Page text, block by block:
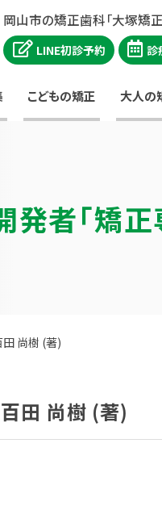
岡山市の矯正歯科「大塚矯正
LINE初診予約 診
こどもの矯正 大人の
発者「矯
尚樹 (著)
田 尚樹 (著)